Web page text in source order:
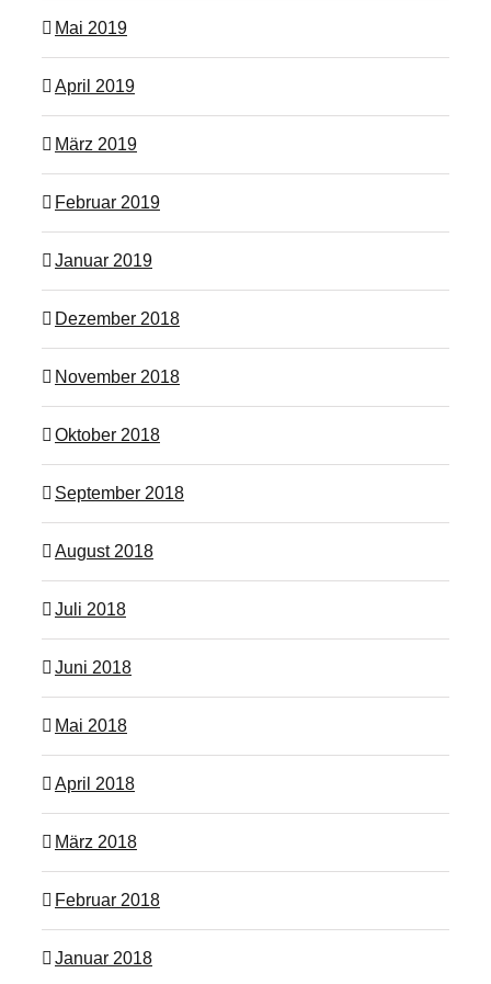
Mai 2019
April 2019
März 2019
Februar 2019
Januar 2019
Dezember 2018
November 2018
Oktober 2018
September 2018
August 2018
Juli 2018
Juni 2018
Mai 2018
April 2018
März 2018
Februar 2018
Januar 2018